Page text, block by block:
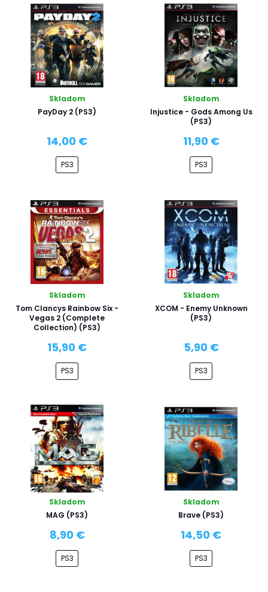
Skladom
PayDay 2 (PS3)
14,00 €
PS3
Skladom
Injustice - Gods Among Us
(PS3)
11,90 €
PS3
Skladom
Tom Clancys Rainbow Six -
Vegas 2 (Complete
Collection) (PS3)
15,90 €
PS3
Skladom
XCOM - Enemy Unknown
(PS3)
5,90 €
PS3
Skladom
MAG (PS3)
8,90 €
PS3
Skladom
Brave (PS3)
14,50 €
PS3